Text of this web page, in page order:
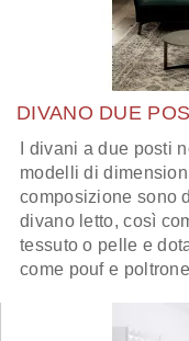
DIVANO DUE
I divani a due posti
modelli di
composizione sono
divano letto, così
tessuto o pelle e
come pouf e poltrone